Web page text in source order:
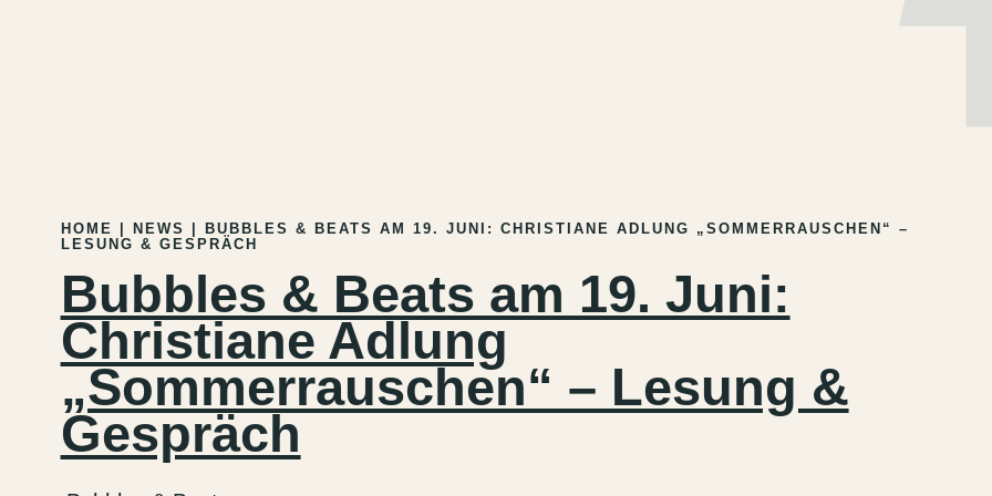
HOME NEWS
BUBBLES & BEATS AM 19. JUNI: CHRISTIANE ADLUNG „SOMMERRAUSCHEN“ –
LESUNG & GESPRÄCH
Bubbles & Beats am 19. Juni:
Christiane Adlung
„Sommerrauschen“ – Lesung &
Gespräch